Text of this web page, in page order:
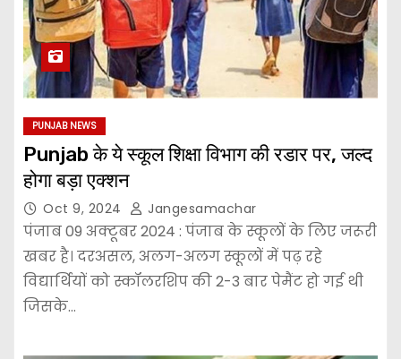
PUNJAB NEWS
Punjab के ये स्कूल शिक्षा विभाग की रडार पर, जल्द
होगा बड़ा एक्शन
Oct 9, 2024 Jangesamachar
पंजाब 09 अक्टूबर 2024 : पंजाब के स्कूलों के लिए जरूरी
खबर है। दरअसल, अलग-अलग स्कूलों में पढ़ रहे
विद्यार्थियों को स्कॉलरशिप की 2-3 बार पेमैंट हो गई थी
जिसके…